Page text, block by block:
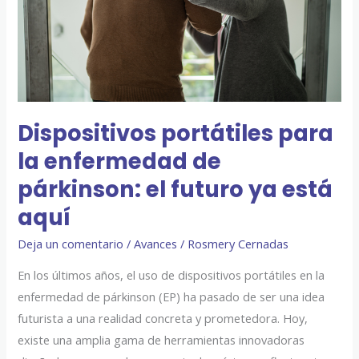
Dispositivos portátiles para
la enfermedad de
párkinson: el futuro ya está
aquí
Deja un comentario /Avances / Rosmery Cernadas
En los últimos años, el uso de dispositivos portátiles en la
enfermedad de párkinson (EP) ha pasado de ser una idea
futurista a una realidad concreta y prometedora. Hoy,
existe una amplia gama de herramientas innovadoras
de
párkinson:
el
futuro
ya
aquí